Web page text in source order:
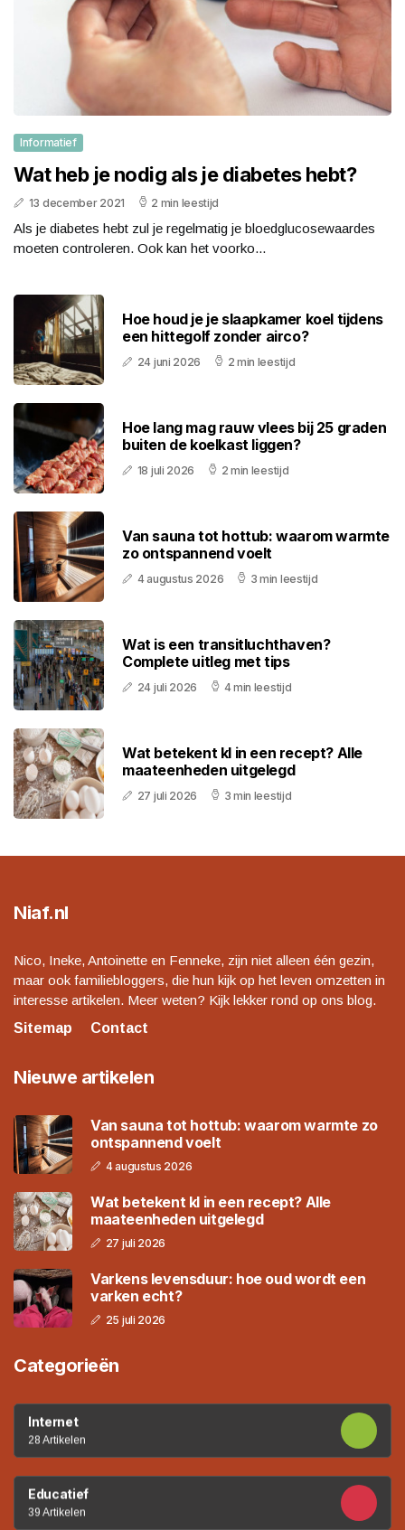
Informatief
Wat heb je nodig als je diabetes hebt?
13 december 2021 2 min leestijd
Als je diabetes hebt zul je regelmatig je bloedglucosewaardes
moeten controleren. Ook kan het voorko...
Hoe houd je je slaapkamer koel tijdens
een hittegolf zonder airco?
24 juni 2026 2 min leestijd
Hoe lang mag rauw vlees bij 25 graden
buiten de koelkast liggen?
18 juli 2026 2 min leestijd
Van sauna tot hottub: waarom warmte
zo ontspannend voelt
4 augustus 2026 3 min leestijd
Wat is een transitluchthaven?
Complete uitleg met tips
24 juli 2026 4 min leestijd
Wat betekent kl in een recept? Alle
maateenheden uitgelegd
27 juli 2026 3 min leestijd
Niaf.nl
Nico, Ineke, Antoinette en Fenneke, zijn niet alleen één gezin,
maar ook familiebloggers, die hun kijk op het leven omzetten in
interesse artikelen. Meer weten? Kijk lekker rond op ons blog.
Sitemap
Contact
Nieuwe artikelen
Van sauna tot hottub: waarom warmte zo
ontspannend voelt
4 augustus 2026
Wat betekent kl in een recept? Alle
maateenheden uitgelegd
27 juli 2026
Varkens levensduur: hoe oud wordt een
varken echt?
25 juli 2026
Categorieën
Internet
28 Artikelen
Educatief
39 Artikelen